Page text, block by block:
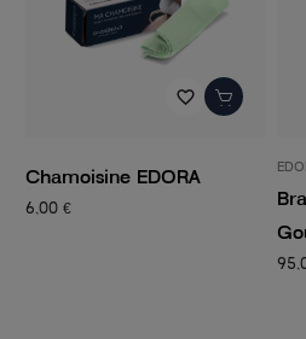
EDORA ARGENT CLASSIQUE